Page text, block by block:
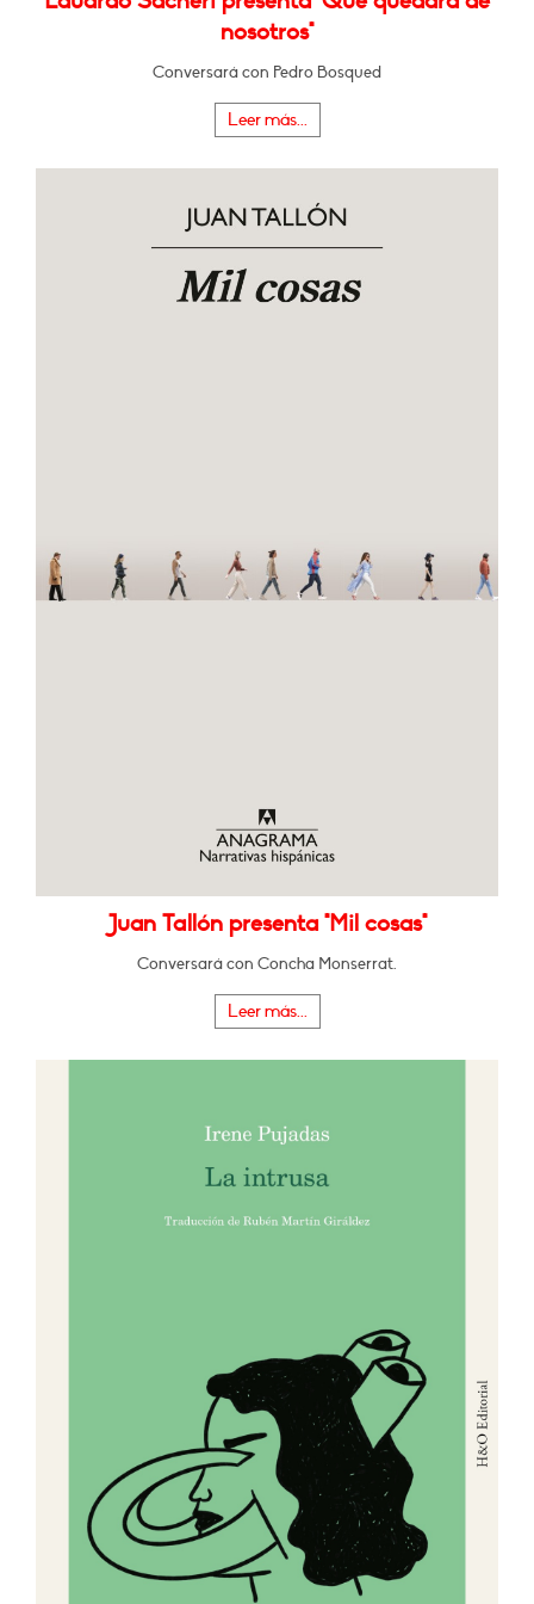
nosotros"
Conversará con Pedro Bosqued
Leer más...
Juan Tallón presenta "Mil cosas"
Conversará con Concha Monserrat.
Leer más...